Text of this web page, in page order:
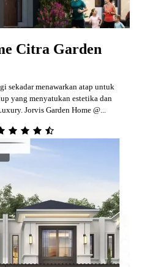
Citra Garden
sekadar menawarkan atap untuk
yang menyatukan estetika dan
Jorvis Garden Home @...